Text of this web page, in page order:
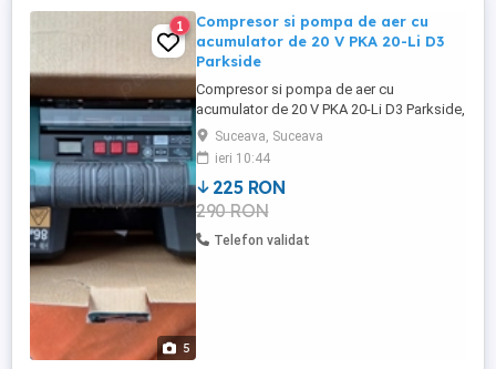
5
1
Compresor si pompa de aer cu
acumulator de 20 V PKA 20-Li D3
Parkside
Compresor si pompa de aer cu
acumulator de 20 V PKA 20-Li D3 Parkside,
fara acumulator si incarcator, iluminare cu
led si intrerupator separat pentru pornire
si oprire PKA 20-LI D3 3 in 1 este modelul
nou , compresor-pompa umflat
funcționează cu bateriile din gama
Parkside de 20V , Este compus din ...
Suceava, Suceava
ieri 10:44
225 RON
290 RON
Telefon validat